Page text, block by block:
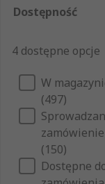
one bardzo
modelu
sygnału
odpornością
Dostępność
4 dostępne opcje
W
(497)
zamówienie
(150)
Dostępne